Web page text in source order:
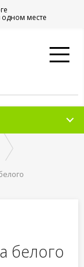
месте
белого